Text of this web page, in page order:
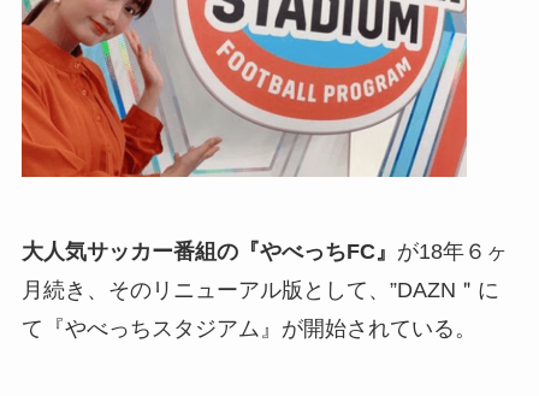
大人気サッカー番組の『やべっちFC』 が18年６ヶ
月続き、そのリニューアル版として、”DAZN＂に
て『やべっちスタジアム』が開始されている。